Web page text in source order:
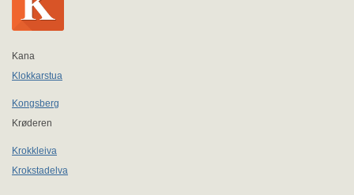
Kana
Klokkarstua
Kongsberg
Krøderen
Krokkleiva
Krokstadelva